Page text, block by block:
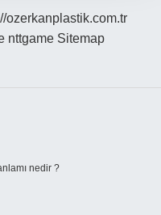
ozerkanplastik.com.tr
nttgame Sitemap
nedir ?